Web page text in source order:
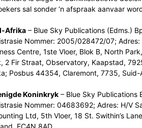
sal sonder ‘n afspraak aanvaar
Afrika– Blue Sky Publications (Edms.)
Nommer: 2005/028472/07; Adres:
Centre, 1ste Vloer, Blok B, North
2 Fir Straat, Observatory, Kaapstad,
Posbus 44354, Claremont, 7735, Suid-
Koninkryk– Blue Sky Publications
Nommer: 04683692; Adres: H/V
Ltd, 5th Vloer, 18 St. Swithin’s